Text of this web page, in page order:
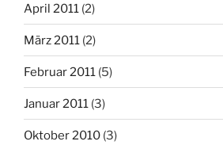
April 2011 (2)
März 2011 (2)
Februar 2011 (5)
Januar 2011 (3)
Oktober 2010 (3)